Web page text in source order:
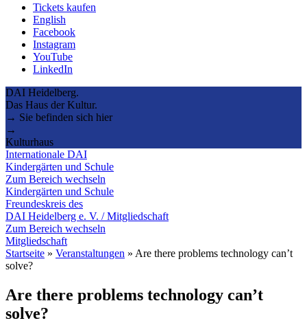
Tickets kaufen
English
Facebook
Instagram
YouTube
LinkedIn
DAI Heidelberg.
Das Haus der Kultur.
→ Sie befinden sich hier
→
Kulturhaus
Internationale DAI
Kindergärten und Schule
Zum Bereich wechseln
Kindergärten und Schule
Freundeskreis des
DAI Heidelberg e. V. / Mitgliedschaft
Zum Bereich wechseln
Mitgliedschaft
Startseite » Veranstaltungen » Are there problems technology can’t
solve?
Are there problems technology can’t
solve?